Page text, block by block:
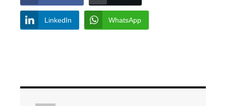
LinkedIn WhatsApp